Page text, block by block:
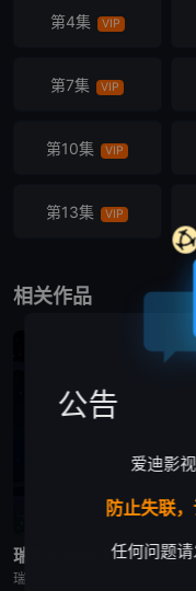
第4集 VIP
第7集 VIP
第10集 VIP
第13集 VIP
相关作品
已完结
瑞克和莫蒂 第四季
公告
爱迪影
防止失联
任何问题